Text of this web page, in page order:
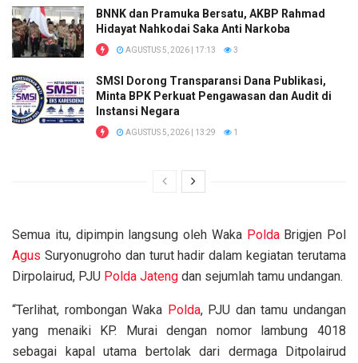
BNNK dan Pramuka Bersatu, AKBP Rahmad
Hidayat Nahkodai Saka Anti Narkoba
AGUSTUS 5, 2026 | 17:13 3
SMSI Dorong Transparansi Dana Publikasi,
Minta BPK Perkuat Pengawasan dan Audit di
Instansi Negara
AGUSTUS 5, 2026 | 13:29 1
Semua itu, dipimpin langsung oleh Waka PoldaBrigjen Pol
Agus Suryonugroho dan turut hadir dalam kegiatan terutama
Dirpolairud, PJU Polda Jateng dan sejumlah tamu undangan.
“Terlihat, rombongan Waka Polda, PJU dan tamu undangan
yang menaiki KP. Murai dengan nomor lambung 4018
sebagai kapal utama bertolak dari dermaga Ditpolairud